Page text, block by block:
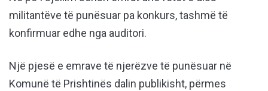
militantëve të punësuar pa konkurs, tashmë të
konfirmuar edhe nga auditori.
Një pjesë e emrave të njerëzve të punësuar në
Komunë të Prishtinës dalin publikisht, përmes